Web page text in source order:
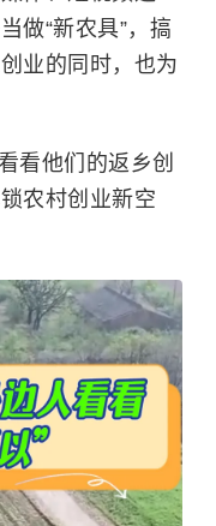
做“新农具”，搞
业的同时，也为
他们的返乡创
农村创业新空